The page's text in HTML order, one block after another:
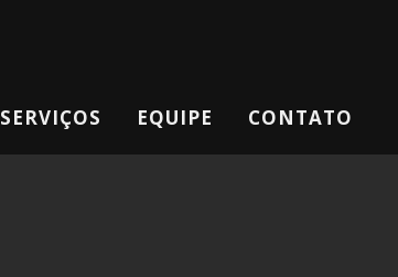
SERVIÇOS EQUIPE CONTATO